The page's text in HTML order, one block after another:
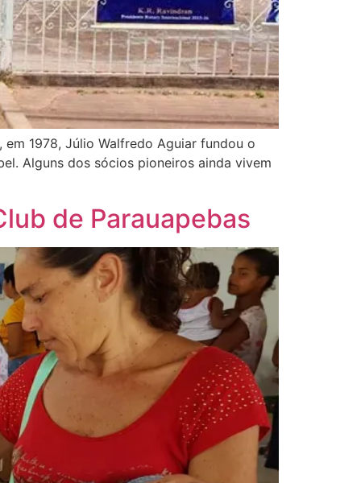
1978, Júlio Walfredo Aguiar fundou o
Alguns dos sócios pioneiros ainda vivem
de Parauapebas